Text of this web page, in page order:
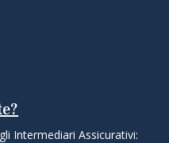
Intermediari Assicurativi: